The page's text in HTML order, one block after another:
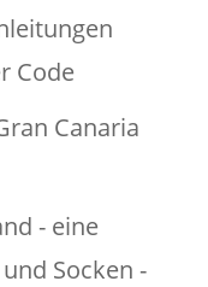
Code
Canaria
- eine
Socken -